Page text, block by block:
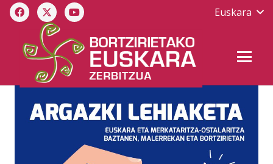
Euskara